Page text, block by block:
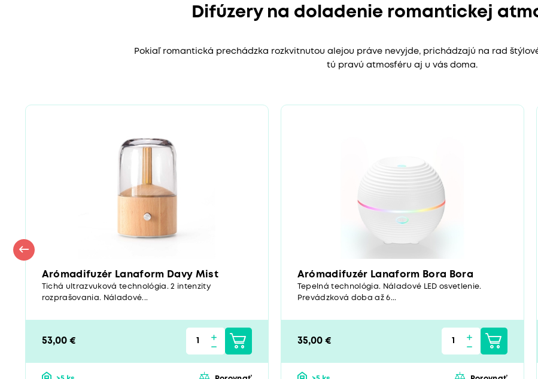
Difúzery na doladenie romantickej
Pokiaľ romantická prechádzka rozkvitnutou alejou práve nevyjde, prichádzajú na rad
tú pravú atmosféru aj u vás doma.
Arómadifuzér Lanaform Davy Mist
Tichá ultrazvuková technológia. 2 intenzity
rozprašovania. Náladové...
53,00 €
Arómadifuzér Lanaform Bora Bora
Tepelná technológia. Náladové LED osvetlenie.
Prevádzková doba až 6...
35,00 €